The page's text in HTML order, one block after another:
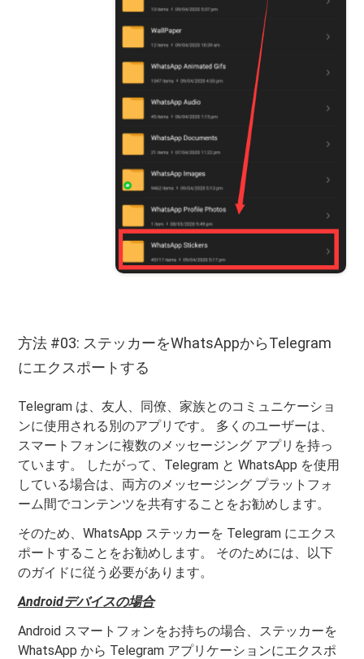
方法 #03: ステッカーをWhatsAppからTelegram
にエクスポートする
Telegram は、友人、同僚、家族とのコミュニケーショ
ンに使用される別のアプリです。 多くのユーザーは、
スマートフォンに複数のメッセージング アプリを持っ
ています。 したがって、Telegram と WhatsApp を使用
している場合は、両方のメッセージング プラットフォ
ーム間でコンテンツを共有することをお勧めします。
そのため、WhatsApp ステッカーを Telegram にエクス
ポートすることをお勧めします。 そのためには、以下
のガイドに従う必要があります。
Androidデバイスの場合
Android スマートフォンをお持ちの場合、ステッカーを
WhatsApp から Telegram アプリケーションにエクスポ